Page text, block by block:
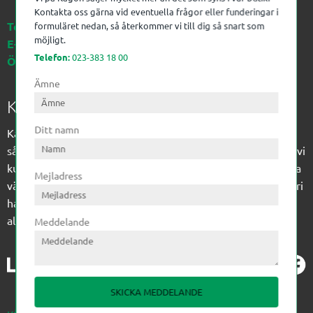
Telefon:023-383 18 00
E-post:kagon@kagon.se
Öppettider:Måndag-Fredag, 07-16
Kagon AB
Kagon har sedan 1972 levererat kompetens till
sågverksindustrin och övrig industri. Till träindustrin tillför vi
kunskap med optimeringslösningar från timmerplanen hela
vägen fram till paketering/emballering och till övrig industri
har vi ett komplement sortiment av teknikprodukter med
allt ifrån slangtillverkning till transmission och lager.
Kontakta oss gärna vid eventuella frågor eller funderingar i
formuläret nedan, så återkommer vi till dig så snart som
möjligt.
Telefon:023-383 18 00
Ämne
Ditt namn
Mejladress
Meddelande
SKICKA MEDDELANDE